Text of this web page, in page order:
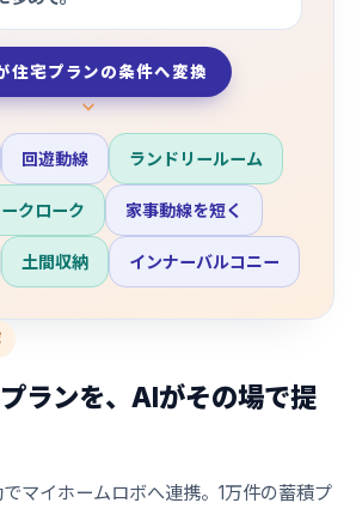
住宅プランの条件へ変換
回遊動線 ランドリールーム
クローク 家事動線を短く
土間収納 インナーバルコニー
ランを、AIがその場で提
マイホームロボへ連携。1万件の蓄積プ